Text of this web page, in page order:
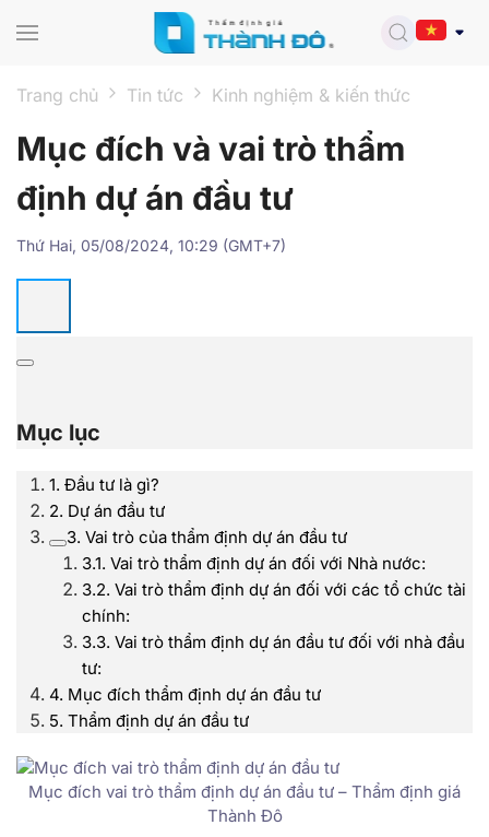
Trang chủ Tin tức Kinh nghiệm & kiến thức
Mục đích và vai trò thẩm
định dự án đầu tư
Thứ Hai, 05/08/2024, 10:29 (GMT+7)
Mục lục
1. Đầu tư là gì?
2. Dự án đầu tư
3. Vai trò của thẩm định dự án đầu tư
3.1. Vai trò thẩm định dự án đối với Nhà nước:
3.2. Vai trò thẩm định dự án đối với các tổ chức tài
chính:
3.3. Vai trò thẩm định dự án đầu tư đối với nhà đầu
tư:
4. Mục đích thẩm định dự án đầu tư
5. Thẩm định dự án đầu tư
Mục đích vai trò thẩm định dự án đầu tư – Thẩm định giá
Thành Đô